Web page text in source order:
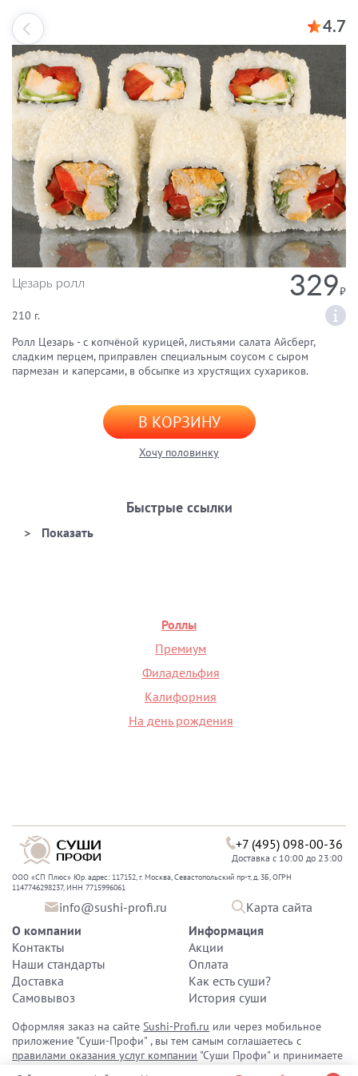
4.7
Цезарь ролл 329
210 г.
Ролл Цезарь - с копчёной курицей, листьями салата Айсберг,
сладким перцем, приправлен специальным соусом с сыром
пармезан и каперсами, в обсыпке из хрустящих сухариков.
В КОРЗИНУ
Хочу половинку
Быстрые ссылки
Роллы
Премиум
Филадельфия
Калифорния
На день рождения
+7 (495) 098-00-36
Доставка с 10:00 до 23:00
ООО «СП Плюс» Юр. адрес: 117152, г. Москва, Севастопольский пр-т, д. 3Б, ОГРН
1147746298237, ИНН 7715996061
info@sushi-profi.ru
Карта сайта
О компании
Контакты
Наши стандарты
Доставка
Самовывоз
Информация
Акции
Оплата
Как есть суши?
История суши
Оформляя заказ на сайтеSushi-Profi.ru или через мобильное
приложение "Суши-Профи" , вы тем самым соглашаетесь с
правилами оказания услуг компании "Суши Профи" и принимаете